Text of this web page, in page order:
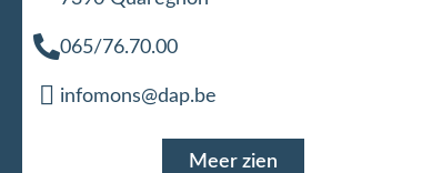
065/76.70.00
infomons@dap.be
Meer zien